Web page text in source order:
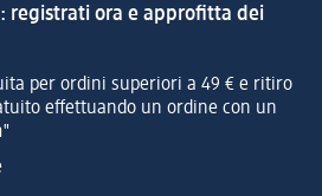
registrati ora e approfitta dei
per ordini superiori a 49 € e ritiro
effettuando un ordine con un